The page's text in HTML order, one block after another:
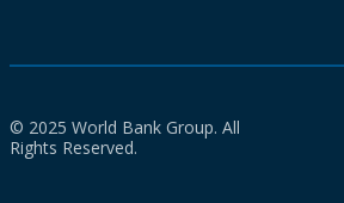
© 2025 World Bank Group. All
Rights Reserved.